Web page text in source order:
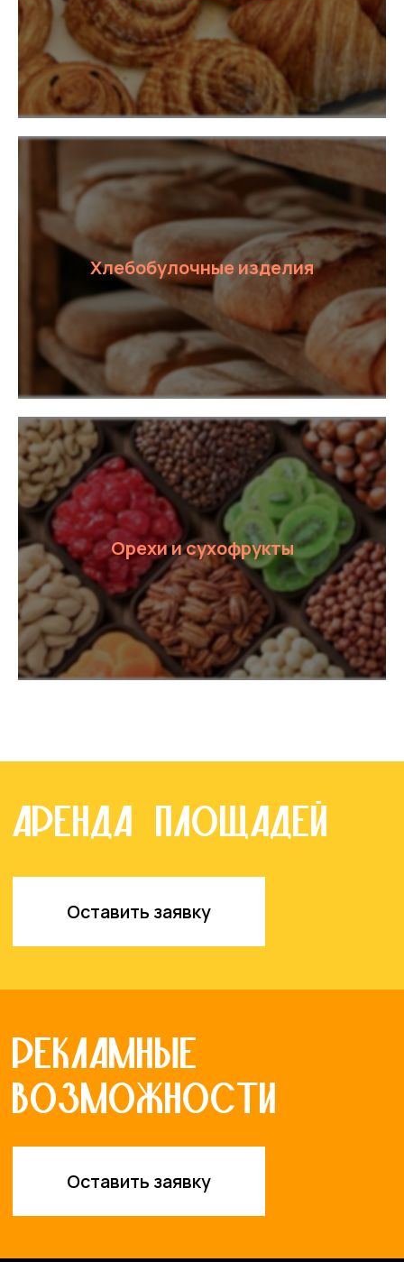
Хлебобулочные изделия
Орехи и сухофрукты